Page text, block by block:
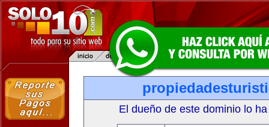
El dueño de este dominio lo